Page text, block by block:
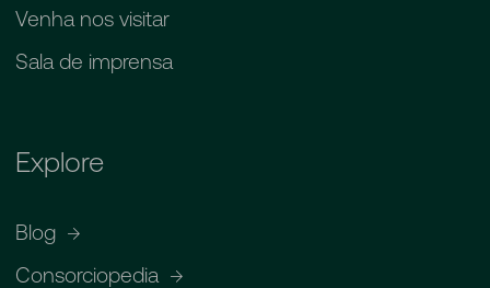
Venha nos visitar
Sala de imprensa
Explore
Blog
Consorciopedia